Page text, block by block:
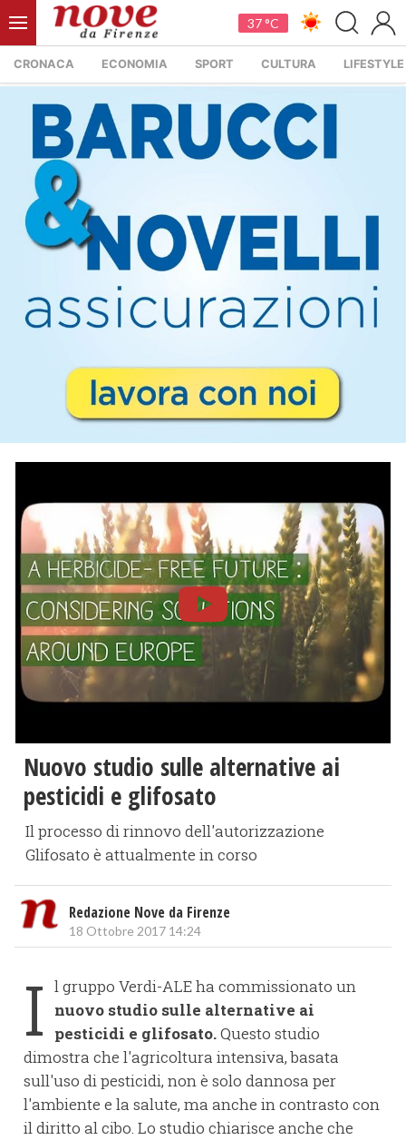
37 °C
CRONACA ECONOMIA SPORT CULTURA LIFESTYLE
Nuovo studio sulle alternative ai
pesticidi e glifosato
Il processo di rinnovo dell'autorizzazione
Glifosato è attualmente in corso
Redazione Nove da Firenze
18 Ottobre 2017 14:24
I l gruppo Verdi-ALE ha commissionato un
nuovo studio sulle alternative ai
pesticidi e glifosato.Questo studio
dimostra che l'agricoltura intensiva, basata
sull'uso di pesticidi, non è solo dannosa per
l'ambiente e la salute, ma anche in contrasto con
il diritto al cibo. Lo studio chiarisce anche che